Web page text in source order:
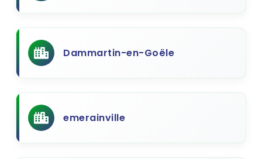
Dammartin-en-Goële
emerainville